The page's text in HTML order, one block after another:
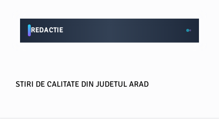
REDACTIE
STIRI DE CALITATE DIN JUDETUL ARAD